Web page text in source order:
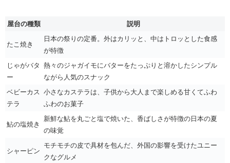
屋台の種類 説明
たこ焼き
日本の祭りの定番。外はカリッと、中はトロッとした食感
が特徴
じゃがバタ
ー
熱々のジャガイモにバターをたっぷりと溶かしたシンプル
ながら人気のスナック
ベビーカス
テラ
小さなカステラは、子供から大人まで楽しめる甘くてふわ
ふわのお菓子
鮎の塩焼き
新鮮な鮎を丸ごと塩で焼いた、香ばしさが特徴の日本の夏
の味覚
シャーピン
モチモチの皮で具材を包んだ、外国の影響を受けたユニー
クなグルメ